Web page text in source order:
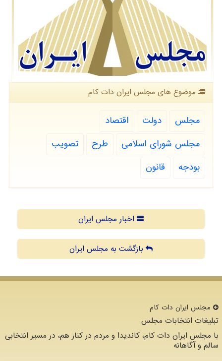
موضوع های مجلس ایران دات كام
مجلس دولت
اقتصاد
مجلس شورای اسلامی
طرح
تصویب
بودجه
قانون
اخبار مجلس ایران
بازگشت به مجلس ایران
مجلس ایران دات كام
تبلیغات انتخابات مجلس
با مجلس ایران دات کام، کاندیدا و مردم در کنار هم، در مسیر انتخابی
سالم و آگاهانه